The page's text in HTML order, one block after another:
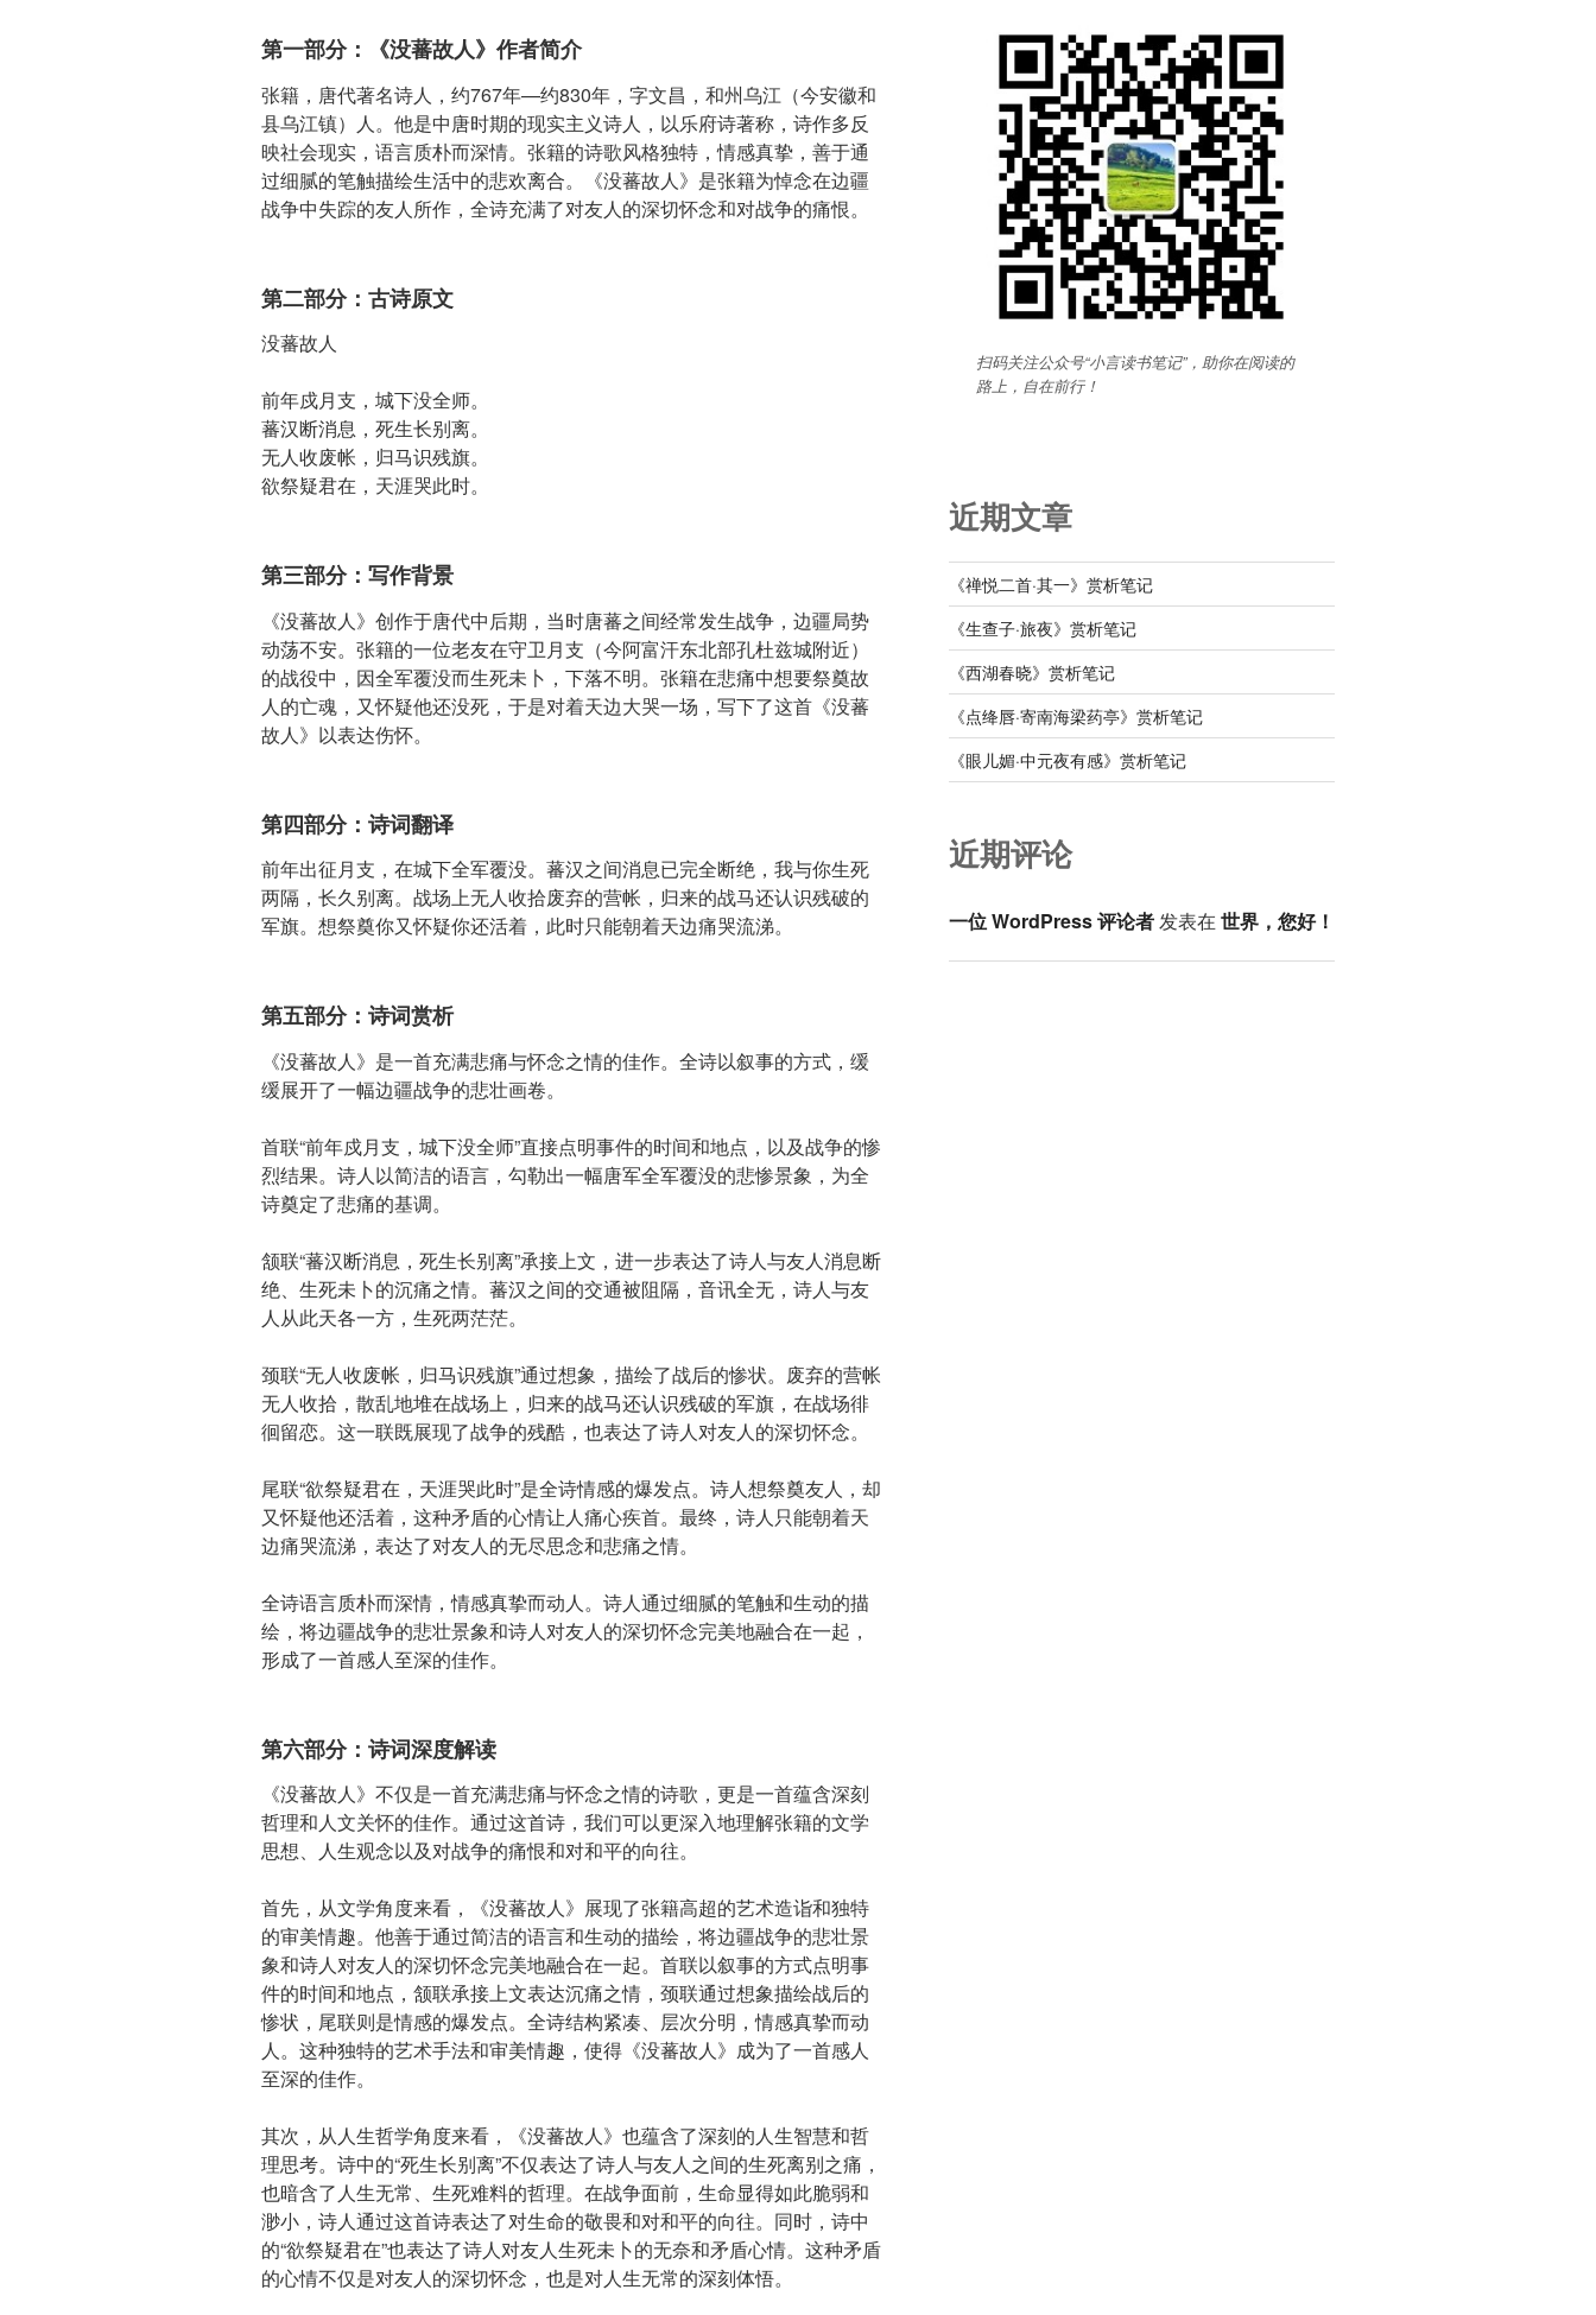
第一部分：《没蕃故人》作者简介
张籍，唐代著名诗人，约767年—约830年，字文昌，和州乌江（今安徽和
县乌江镇）人。他是中唐时期的现实主义诗人，以乐府诗著称，诗作多反
映社会现实，语言质朴而深情。张籍的诗歌风格独特，情感真挚，善于通
过细腻的笔触描绘生活中的悲欢离合。《没蕃故人》是张籍为悼念在边疆
战争中失踪的友人所作，全诗充满了对友人的深切怀念和对战争的痛恨。
第二部分：古诗原文
没蕃故人
前年戍月支，城下没全师。
蕃汉断消息，死生长别离。
无人收废帐，归马识残旗。
欲祭疑君在，天涯哭此时。
第三部分：写作背景
《没蕃故人》创作于唐代中后期，当时唐蕃之间经常发生战争，边疆局势
动荡不安。张籍的一位老友在守卫月支（今阿富汗东北部孔杜兹城附近）
的战役中，因全军覆没而生死未卜，下落不明。张籍在悲痛中想要祭奠故
人的亡魂，又怀疑他还没死，于是对着天边大哭一场，写下了这首《没蕃
故人》以表达伤怀。
第四部分：诗词翻译
前年出征月支，在城下全军覆没。蕃汉之间消息已完全断绝，我与你生死
两隔，长久别离。战场上无人收拾废弃的营帐，归来的战马还认识残破的
军旗。想祭奠你又怀疑你还活着，此时只能朝着天边痛哭流涕。
第五部分：诗词赏析
《没蕃故人》是一首充满悲痛与怀念之情的佳作。全诗以叙事的方式，缓
缓展开了一幅边疆战争的悲壮画卷。
首联“前年戍月支，城下没全师”直接点明事件的时间和地点，以及战争的惨
烈结果。诗人以简洁的语言，勾勒出一幅唐军全军覆没的悲惨景象，为全
诗奠定了悲痛的基调。
颔联“蕃汉断消息，死生长别离”承接上文，进一步表达了诗人与友人消息断
绝、生死未卜的沉痛之情。蕃汉之间的交通被阻隔，音讯全无，诗人与友
人从此天各一方，生死两茫茫。
颈联“无人收废帐，归马识残旗”通过想象，描绘了战后的惨状。废弃的营帐
无人收拾，散乱地堆在战场上，归来的战马还认识残破的军旗，在战场徘
徊留恋。这一联既展现了战争的残酷，也表达了诗人对友人的深切怀念。
尾联“欲祭疑君在，天涯哭此时”是全诗情感的爆发点。诗人想祭奠友人，却
又怀疑他还活着，这种矛盾的心情让人痛心疾首。最终，诗人只能朝着天
边痛哭流涕，表达了对友人的无尽思念和悲痛之情。
全诗语言质朴而深情，情感真挚而动人。诗人通过细腻的笔触和生动的描
绘，将边疆战争的悲壮景象和诗人对友人的深切怀念完美地融合在一起，
形成了一首感人至深的佳作。
第六部分：诗词深度解读
《没蕃故人》不仅是一首充满悲痛与怀念之情的诗歌，更是一首蕴含深刻
哲理和人文关怀的佳作。通过这首诗，我们可以更深入地理解张籍的文学
思想、人生观念以及对战争的痛恨和对和平的向往。
首先，从文学角度来看，《没蕃故人》展现了张籍高超的艺术造诣和独特
的审美情趣。他善于通过简洁的语言和生动的描绘，将边疆战争的悲壮景
象和诗人对友人的深切怀念完美地融合在一起。首联以叙事的方式点明事
件的时间和地点，颔联承接上文表达沉痛之情，颈联通过想象描绘战后的
惨状，尾联则是情感的爆发点。全诗结构紧凑、层次分明，情感真挚而动
人。这种独特的艺术手法和审美情趣，使得《没蕃故人》成为了一首感人
至深的佳作。
其次，从人生哲学角度来看，《没蕃故人》也蕴含了深刻的人生智慧和哲
理思考。诗中的“死生长别离”不仅表达了诗人与友人之间的生死离别之痛，
也暗含了人生无常、生死难料的哲理。在战争面前，生命显得如此脆弱和
渺小，诗人通过这首诗表达了对生命的敬畏和对和平的向往。同时，诗中
的“欲祭疑君在”也表达了诗人对友人生死未卜的无奈和矛盾心情。这种矛盾
的心情不仅是对友人的深切怀念，也是对人生无常的深刻体悟。
扫码关注公众号“小言读书笔记”，助你在阅读的
路上，自在前行！
近期文章
《禅悦二首·其一》赏析笔记
《生查子·旅夜》赏析笔记
《西湖春晓》赏析笔记
《点绛唇·寄南海梁药亭》赏析笔记
《眼儿媚·中元夜有感》赏析笔记
近期评论
一位 WordPress 评论者发表在 世界，您好！